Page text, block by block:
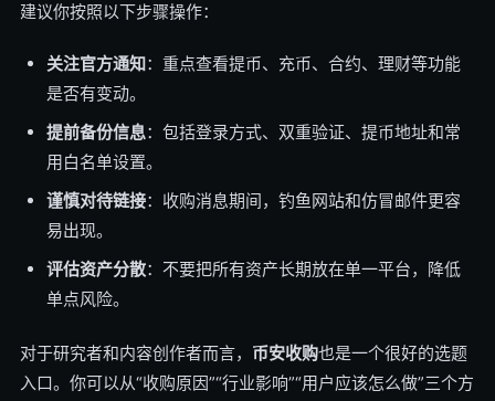
建议你按照以下步骤操作：
关注官方通知：重点查看提币、充币、合约、理财等功能
是否有变动。
提前备份信息：包括登录方式、双重验证、提币地址和常
用白名单设置。
谨慎对待链接：收购消息期间，钓鱼网站和仿冒邮件更容
易出现。
评估资产分散：不要把所有资产长期放在单一平台，降低
单点风险。
对于研究者和内容创作者而言， 币安收购也是一个很好的选题
入口。你可以从“收购原因”“行业影响”“用户应该怎么做”三个方